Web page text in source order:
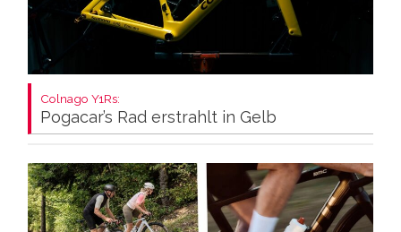
Colnago Y1Rs:
Pogacar’s Rad erstrahlt in Gelb